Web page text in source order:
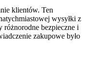
klientów. Ten
wysyłki z
różnorodne bezpieczne i
zakupowe było